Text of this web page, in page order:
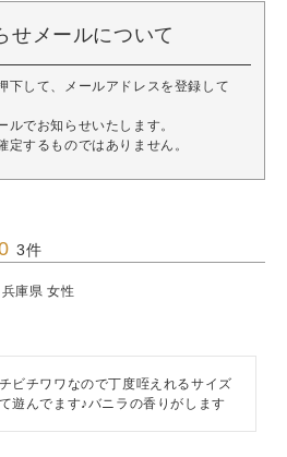
せメールについて
下して、メールアドレスを登録して
ルでお知らせいたします。
定するものではありません。
3
兵庫県 女性
ビチワワなので丁度咥えれるサイズ
遊んでます♪バニラの香りがします